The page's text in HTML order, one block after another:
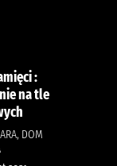
:
na tle
DOM